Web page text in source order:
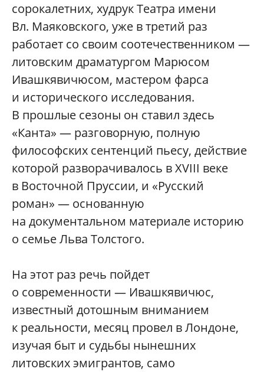
сорокалетних, худрук Театра имени
Вл. Маяковского, уже в третий раз
работает со своим соотечественником —
литовским драматургом Марюсом
Ивашкявичюсом, мастером фарса
и исторического исследования.
В прошлые сезоны он ставил здесь
«Канта» — разговорную, полную
философских сентенций пьесу, действие
которой разворачивалось в XVIII веке
в Восточной Пруссии, и «Русский
роман» — основанную
на документальном материале историю
о семье Льва Толстого.
На этот раз речь пойдет
о современности — Ивашкявичюс,
известный дотошным вниманием
к реальности, месяц провел в Лондоне,
изучая быт и судьбы нынешних
литовских эмигрантов, само